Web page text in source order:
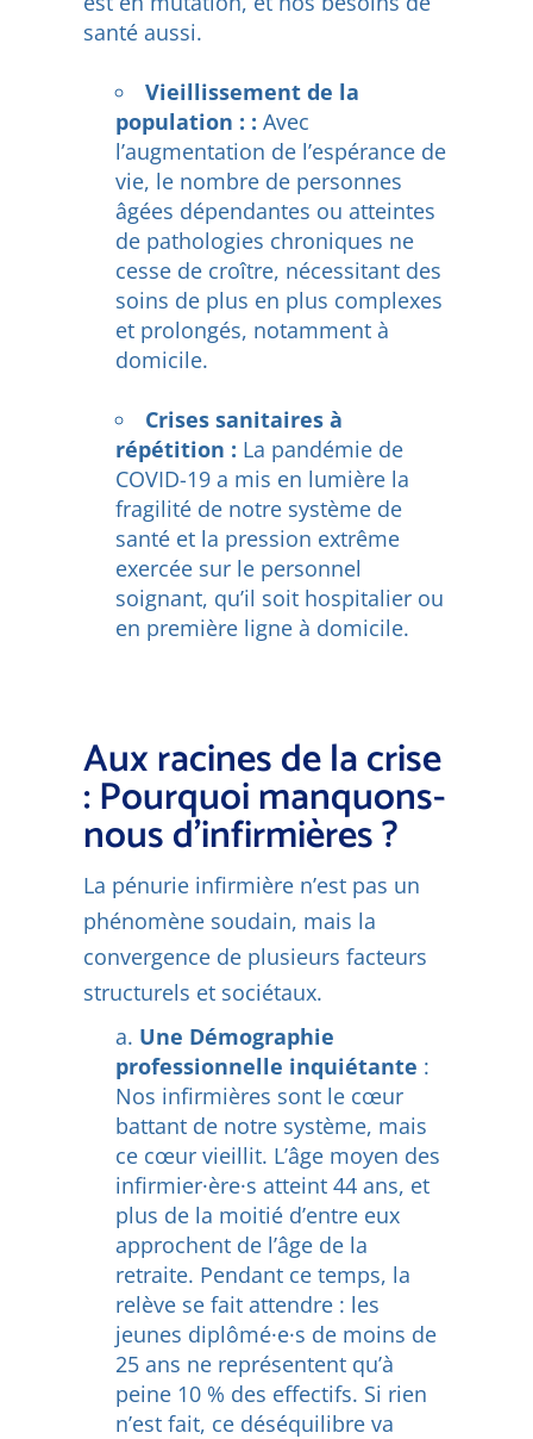
santé aussi.
Vieillissement de la
population : : Avec
l’augmentation de l’espérance de
vie, le nombre de personnes
âgées dépendantes ou atteintes
de pathologies chroniques ne
cesse de croître, nécessitant des
soins de plus en plus complexes
et prolongés, notamment à
domicile.
Crises sanitaires à
répétition : La pandémie de
COVID-19 a mis en lumière la
fragilité de notre système de
santé et la pression extrême
exercée sur le personnel
soignant, qu’il soit hospitalier ou
en première ligne à domicile.
Aux racines de la crise
: Pourquoi manquons-
nous d'infirmières ?
La pénurie infirmière n’est pas un
phénomène soudain, mais la
convergence de plusieurs facteurs
structurels et sociétaux.
Une Démographie
professionnelle inquiétante :
Nos infirmières sont le cœur
battant de notre système, mais
ce cœur vieillit. L’âge moyen des
infirmier·ère·s atteint 44 ans, et
plus de la moitié d’entre eux
approchent de l’âge de la
retraite. Pendant ce temps, la
relève se fait attendre : les
jeunes diplômé·e·s de moins de
25 ans ne représentent qu’à
peine 10 % des effectifs. Si rien
n’est fait, ce déséquilibre va